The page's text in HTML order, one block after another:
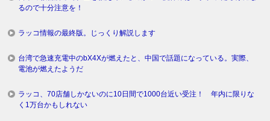
るので十分注意を！
ラッコ情報の最終版。じっくり解説します
台湾で急速充電中のbX4Xが燃えたと、中国で話題になっている。実際、
電池が燃えたようだ
ラッコ、70店舗しかないのに10日間で1000台近い受注！ 年内に限りな
く1万台かもしれない